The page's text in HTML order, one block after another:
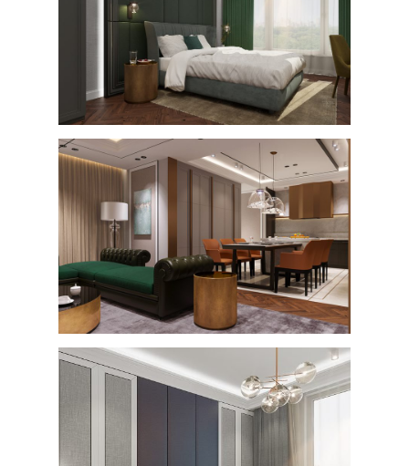
Компанийн
Үйл ажиллагаа
Ажлын байр
Мэдээ
Холбоо барих